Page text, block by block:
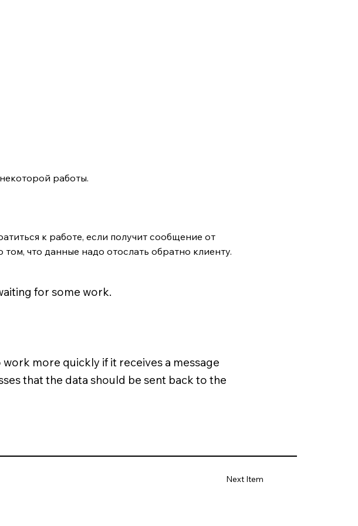
работы.
к работе, если получит сообщение от
что данные надо отослать обратно клиенту.
for some work.
more quickly if it receives a message
that the data should be sent back to the
Next Item